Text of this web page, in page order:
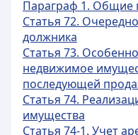
Параграф 1. Общие
Статья 72.
должника
Статья 73.
недвижимое
последующей
Статья 74.
имущества
Статья 74-1. Учет